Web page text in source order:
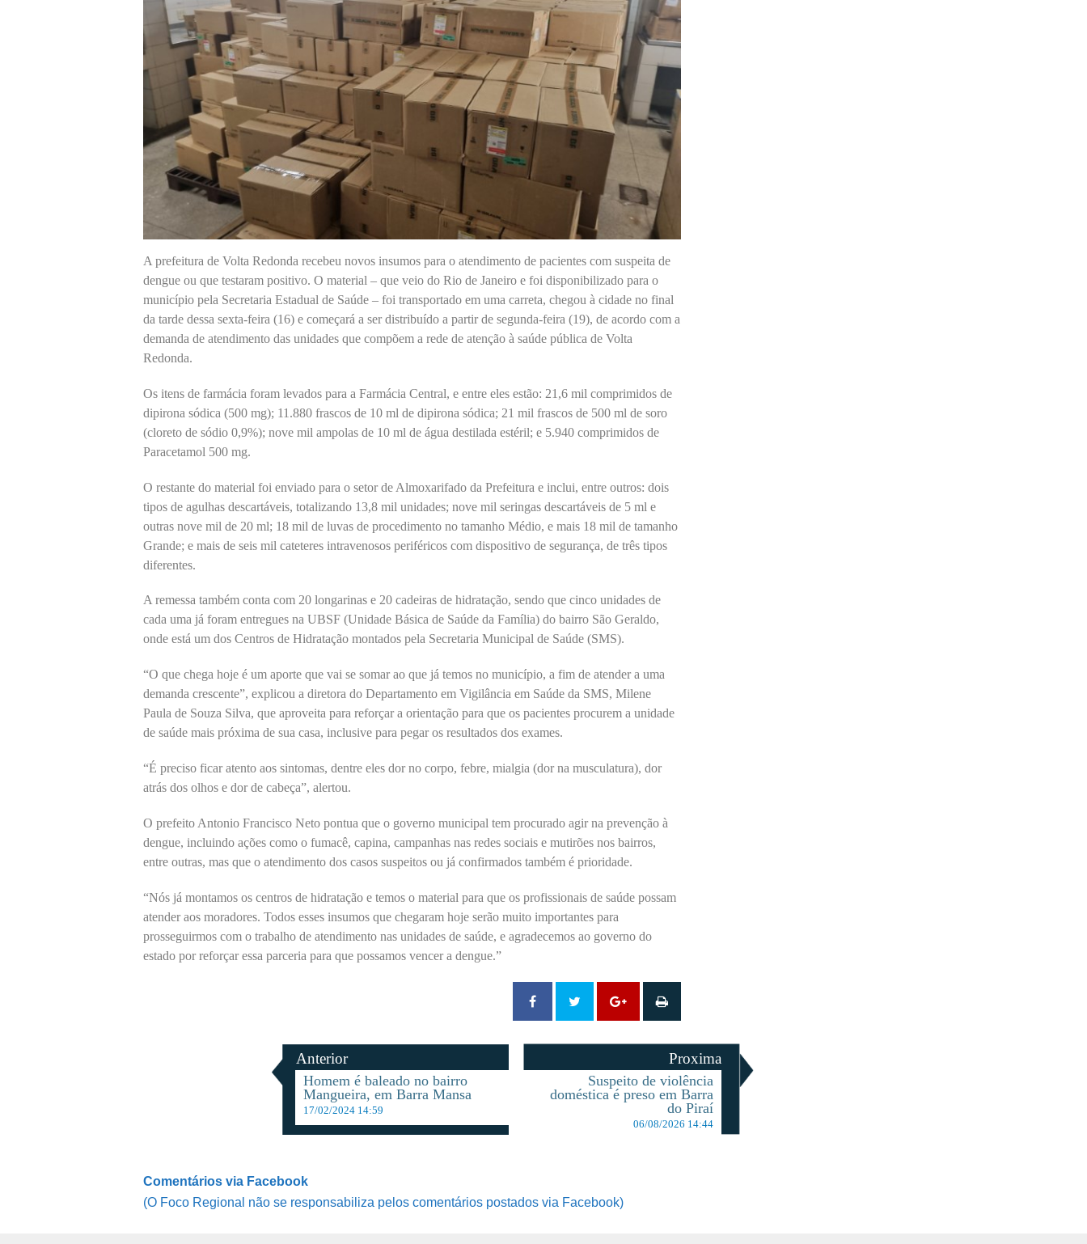
A prefeitura de Volta Redonda recebeu novos insumos para o atendimento de pacientes com suspeita de
dengue ou que testaram positivo. O material – que veio do Rio de Janeiro e foi disponibilizado para o
município pela Secretaria Estadual de Saúde – foi transportado em uma carreta, chegou à cidade no final
da tarde dessa sexta-feira (16) e começará a ser distribuído a partir de segunda-feira (19), de acordo com a
demanda de atendimento das unidades que compõem a rede de atenção à saúde pública de Volta
Redonda.
Os itens de farmácia foram levados para a Farmácia Central, e entre eles estão: 21,6 mil comprimidos de
dipirona sódica (500 mg); 11.880 frascos de 10 ml de dipirona sódica; 21 mil frascos de 500 ml de soro
(cloreto de sódio 0,9%); nove mil ampolas de 10 ml de água destilada estéril; e 5.940 comprimidos de
Paracetamol 500 mg.
O restante do material foi enviado para o setor de Almoxarifado da Prefeitura e inclui, entre outros: dois
tipos de agulhas descartáveis, totalizando 13,8 mil unidades; nove mil seringas descartáveis de 5 ml e
outras nove mil de 20 ml; 18 mil de luvas de procedimento no tamanho Médio, e mais 18 mil de tamanho
Grande; e mais de seis mil cateteres intravenosos periféricos com dispositivo de segurança, de três tipos
diferentes.
A remessa também conta com 20 longarinas e 20 cadeiras de hidratação, sendo que cinco unidades de
cada uma já foram entregues na UBSF (Unidade Básica de Saúde da Família) do bairro São Geraldo,
onde está um dos Centros de Hidratação montados pela Secretaria Municipal de Saúde (SMS).
“O que chega hoje é um aporte que vai se somar ao que já temos no município, a fim de atender a uma
demanda crescente”, explicou a diretora do Departamento em Vigilância em Saúde da SMS, Milene
Paula de Souza Silva, que aproveita para reforçar a orientação para que os pacientes procurem a unidade
de saúde mais próxima de sua casa, inclusive para pegar os resultados dos exames.
“É preciso ficar atento aos sintomas, dentre eles dor no corpo, febre, mialgia (dor na musculatura), dor
atrás dos olhos e dor de cabeça”, alertou.
O prefeito Antonio Francisco Neto pontua que o governo municipal tem procurado agir na prevenção à
dengue, incluindo ações como o fumacê, capina, campanhas nas redes sociais e mutirões nos bairros,
entre outras, mas que o atendimento dos casos suspeitos ou já confirmados também é prioridade.
“Nós já montamos os centros de hidratação e temos o material para que os profissionais de saúde possam
atender aos moradores. Todos esses insumos que chegaram hoje serão muito importantes para
prosseguirmos com o trabalho de atendimento nas unidades de saúde, e agradecemos ao governo do
estado por reforçar essa parceria para que possamos vencer a dengue.”
Anterior
Homem é baleado no bairro
Mangueira, em Barra Mansa
17/02/2024 14:59
Proxima
Suspeito de violência
doméstica é preso em Barra
do Piraí
06/08/2026 14:44
Comentários via Facebook
(O Foco Regional não se responsabiliza pelos comentários postados via Facebook)